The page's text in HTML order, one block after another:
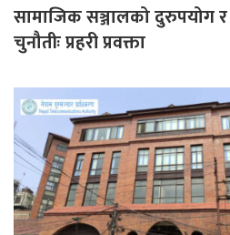
सामाजिक सञ्जालको दुरुपयोग
चुनौतीः प्रहरी प्रवक्ता